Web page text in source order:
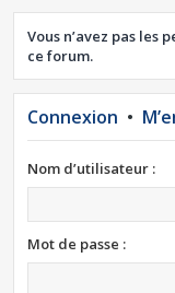
Vous n’avez pas les
ce forum.
Connexion •
Nom d’utilisateur :
Mot de passe :